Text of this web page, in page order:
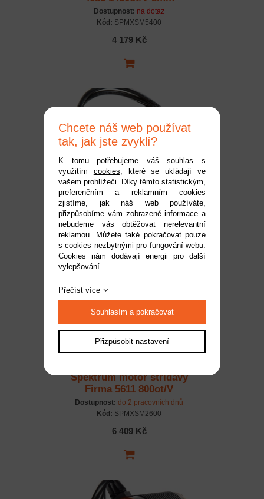
Dostupnost: na dotaz
Kód: SPMXSM5400
4 179 Kč
Spektrum Smart motor
střídavý Firma 780ot/V
Dostupnost:
do 2 pracovních dnů
Kód:SPMXSM1100
4 479 Kč
Spektrum motor střídavý
Firma 5611 800ot/V
Dostupnost: do 2 pracovních dnů
Kód: SPMXSM2600
6 409 Kč
Chcete náš web používat
tak, jak jste zvyklí?
K tomu potřebujeme váš souhlas s
využitím cookies, které se ukládají ve
vašem prohlížeči. Díky těmto statistickým,
preferenčním a reklamním cookies
zjistíme, jak náš web používáte,
přizpůsobíme vám zobrazené informace a
nebudeme vás obtěžovat nerelevantní
reklamou. Můžete také pokračovat pouze
s cookies nezbytnými pro fungování webu.
Cookies nám dodávají energii pro další
vylepšování.
Přečíst více
Souhlasím a pokračovat
Přizpůsobit nastavení